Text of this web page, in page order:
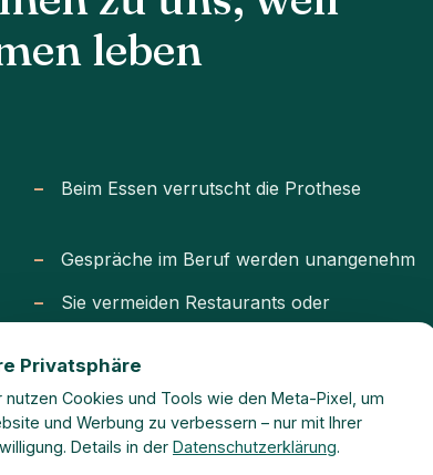
leben
Beim Essen verrutscht die Prothese
Gespräche im Beruf werden unangenehm
Sie vermeiden Restaurants oder
Lebensqualität
Privatsphäre
nutzen Cookies und Tools wie den Meta-Pixel, um
und Werbung zu verbessern – nur mit Ihrer
Details in der Datenschutzerklärung.